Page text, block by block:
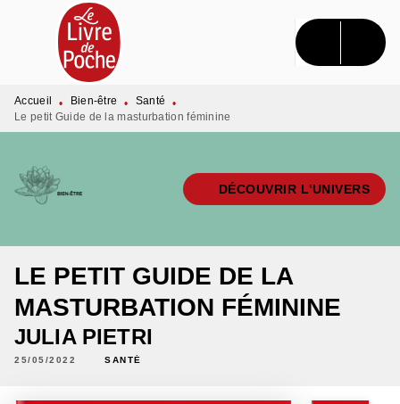
MENU RECHERCHE CONTENU
PIED DE PAGE
Accueil • Bien-être • Santé
•
Le petit Guide de la masturbation féminine
DÉCOUVRIR L'UNIVERS
LE PETIT GUIDE DE LA
MASTURBATION FÉMININE
JULIA PIETRI
25/05/2022 SANTÉ